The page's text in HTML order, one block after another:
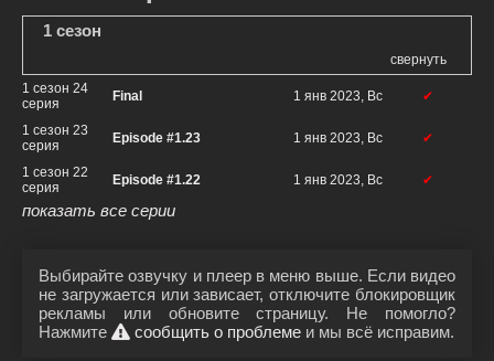
1 сезон
свернуть
1 сезон 24
серия
Final 1 янв 2023, Вс ✔
1 сезон 23
серия
Episode #1.23 1 янв 2023, Вс ✔
1 сезон 22
серия
Episode #1.22 1 янв 2023, Вс ✔
показать все серии
Выбирайте озвучку и плеер в меню выше. Если видео
не загружается или зависает, отключите блокировщик
рекламы или обновите страницу. Не помогло?
Нажмите
сообщить о проблеме и мы всё исправим.